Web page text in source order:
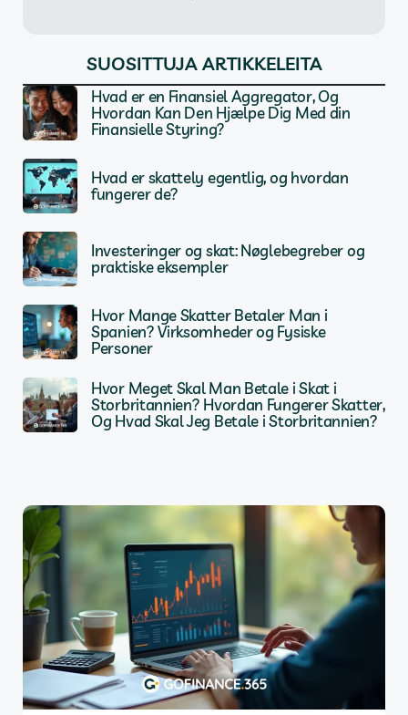
SUOSITTUJA ARTIKKELEITA
Hvad er en Finansiel Aggregator, Og
Hvordan Kan Den Hjælpe Dig Med din
Finansielle Styring?
Hvad er skattely egentlig, og hvordan
fungerer de?
Investeringer og skat: Nøglebegreber og
praktiske eksempler
Hvor Mange Skatter Betaler Man i
Spanien? Virksomheder og Fysiske
Personer
Hvor Meget Skal Man Betale i Skat i
Storbritannien? Hvordan Fungerer Skatter,
Og Hvad Skal Jeg Betale i Storbritannien?